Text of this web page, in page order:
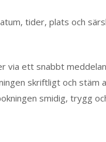
tider, plats och
via ett snabbt
skriftligt och
smidig, trygg